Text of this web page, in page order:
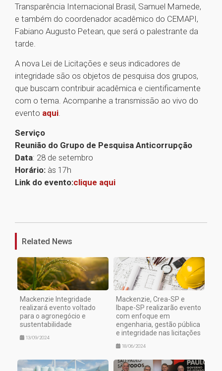
Transparência Internacional Brasil, Samuel Mamede,
e também do coordenador acadêmico do CEMAPI,
Fabiano Augusto Petean, que será o palestrante da
tarde.
A nova Lei de Licitações e seus indicadores de
integridade são os objetos de pesquisa dos grupos,
que buscam contribuir acadêmica e cientificamente
com o tema. Acompanhe a transmissão ao vivo do
evento aqui.
Serviço
Reunião do Grupo de Pesquisa Anticorrupção
Data: 28 de setembro
Horário: às 17h
Link do evento:clique aqui
Related News
Mackenzie Integridade
realizará evento voltado
para o agronegócio e
sustentabilidade
13/09/2024
Mackenzie, Crea-SP e
Ibape-SP realizarão evento
com enfoque em
engenharia, gestão pública
e integridade nas licitações
18/06/2024